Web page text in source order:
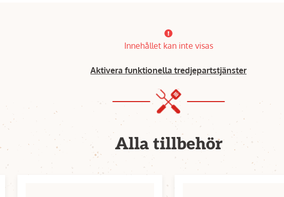
Innehållet kan inte visas
Aktivera funktionella tredjepartstjänster
Alla tillbehör